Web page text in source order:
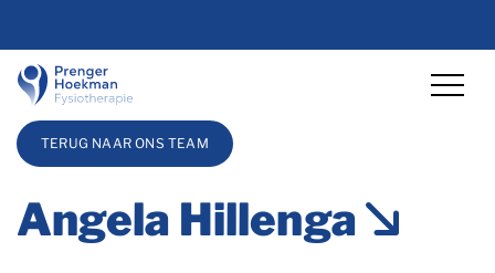
Lettergrootte
Lettergrootte
Hoog
TERUG NAAR ONS TEAM
Angela Hillenga